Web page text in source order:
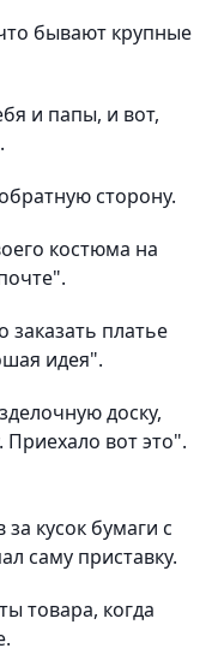
бывают крупные
и папы, и вот,
сторону.
костюма на
платье
идея".
доску,
Приехало вот это".
кусок бумаги с
саму приставку.
товара, когда